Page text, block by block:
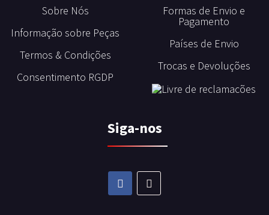
Sobre Nós
Informação sobre Peças
Termos & Condições
Consentimento RGDP
Formas de Envio e
Pagamento
Países de Envio
Trocas e Devoluções
Siga-nos